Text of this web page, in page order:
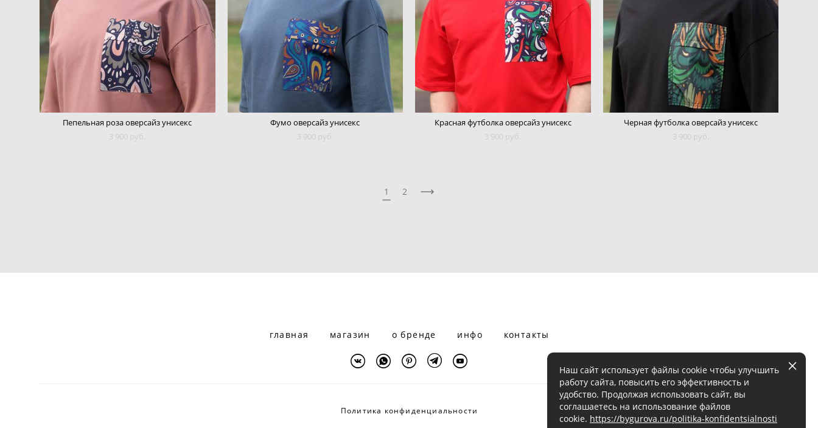
Пепельная роза оверсайз унисекс
3 900 pуб.
Фумо оверсайз унисекс
3 900 pуб.
Красная футболка оверсайз унисекс
3 900 pуб.
Черная футболка оверсайз унисекс
3 900 pуб.
1 2
главная магазин о бренде инфо контакты
Политика конфиденциальности
Наш сайт использует файлы cookie чтобы улучшить
работу сайта, повысить его эффективность и
удобство. Продолжая использовать сайт, вы
соглашаетесь на использование файлов
cookie. https://bygurova.ru/politika-konfidentsialnosti